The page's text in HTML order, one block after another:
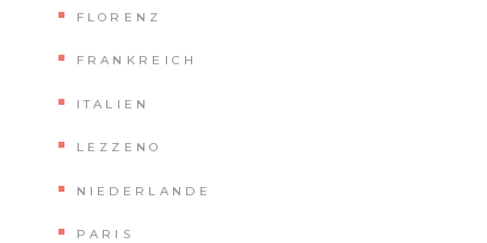
FLORENZ
FRANKREICH
ITALIEN
LEZZENO
NIEDERLANDE
PARIS